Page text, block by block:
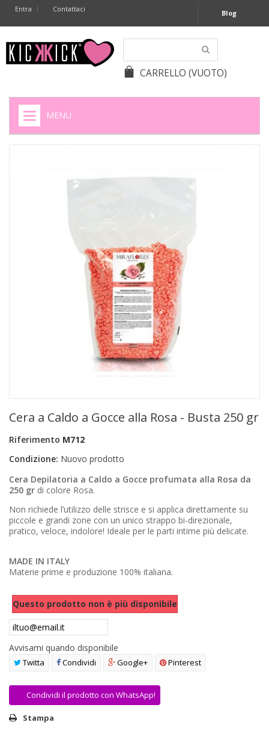
Entra Contattaci Blog
CARRELLO (VUOTO)
MENU
PRODOTTI MONOUSO E TNT
FORNITURE ESTETICA
CURA DELLA PERSONA
+
FAI DA TE
NOVITÀ
ARTICOLI IN OFFERTA
DICONO DI NOI
Cera a Caldo a Gocce alla Rosa - Busta 250 gr
Riferimento M712
Condizione: Nuovo prodotto
Cera Depilatoria a Caldo a Gocce profumata alla Rosa da
250 gr di colore Rosa.
Non richiede l’utilizzo delle strisce e si applica direttamente su
piccole e grandi zone con un unico strappo bi-direzionale,
pratico, veloce, indolore! Ideale per le parti intime più delicate.
MADE IN ITALY
Materie prime e produzione 100% italiana.
Questo prodotto non è più disponibile
Avvisami quando disponibile
Twitta Condividi Google+ Pinterest
Condividi il prodotto con WhatsApp!
Stampa